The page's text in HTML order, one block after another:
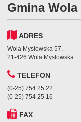
Gmina Wola
ADRES
Wola Mysłowska 57,
21-426 Wola Mysłowska
TELEFON
(0-25) 754 25 22
(0-25) 754 25 16
FAX